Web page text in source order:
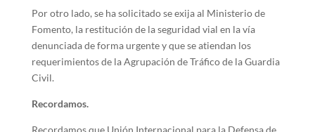
Por otro lado, se ha solicitado se exija al Ministerio de
Fomento, la restitución de la seguridad vial en la vía
denunciada de forma urgente y que se atiendan los
requerimientos de la Agrupación de Tráfico de la Guardia
Civil.
Recordamos.
Recordamos que Unión Internacional para la Defensa de